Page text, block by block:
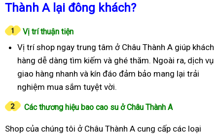
Thành A lại đông khách?
Vị trí thuận tiện
Vị trí shop ngay trung tâm ở Châu Thành A giúp khách
hàng dễ dàng tìm kiếm và ghé thăm. Ngoài ra, dịch vụ
giao hàng nhanh và kín đáo đảm bảo mang lại trải
nghiệm mua sắm tuyệt vời.
Các thương hiệu bao cao su ở Châu Thành A
Shop của chúng tôi ở Châu Thành A cung cấp các loại